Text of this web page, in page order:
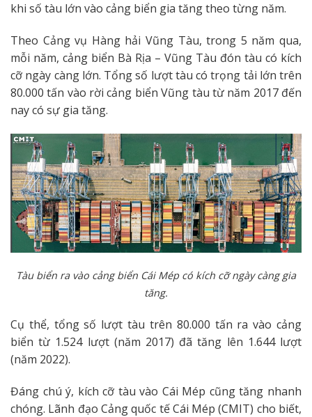
khi số tàu lớn vào cảng biển gia tăng theo từng năm.
Theo Cảng vụ Hàng hải Vũng Tàu, trong 5 năm qua,
mỗi năm, cảng biển Bà Rịa – Vũng Tàu đón tàu có kích
cỡ ngày càng lớn. Tổng số lượt tàu có trọng tải lớn trên
80.000 tấn vào rời cảng biển Vũng tàu từ năm 2017 đến
nay có sự gia tăng.
Tàu biển ra vào cảng biển Cái Mép có kích cỡ ngày càng gia
tăng.
Cụ thể, tổng số lượt tàu trên 80.000 tấn ra vào cảng
biển từ 1.524 lượt (năm 2017) đã tăng lên 1.644 lượt
(năm 2022).
Đáng chú ý, kích cỡ tàu vào Cái Mép cũng tăng nhanh
chóng. Lãnh đạo Cảng quốc tế Cái Mép (CMIT) cho biết,